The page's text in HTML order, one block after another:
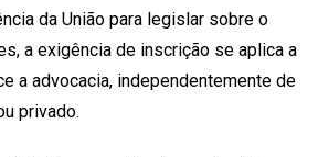
da União para legislar sobre o
a exigência de inscrição se aplica a
a advocacia, independentemente de
privado.